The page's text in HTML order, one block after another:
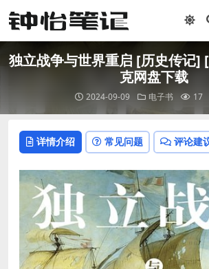
独立战争与世界重启 [ 历史传记
克网盘下载
2024-09-09 电子书 17
详情介绍 常见问题 评论建